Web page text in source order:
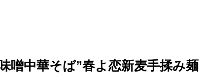
噌中華そば”春よ恋新麦手揉み麺